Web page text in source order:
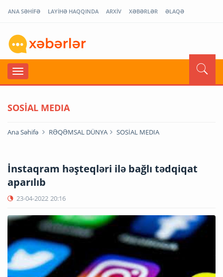
ANA SƏHİFƏ LAYİHƏ HAQQINDA ARXİV XƏBƏRLƏR ƏLAQƏ
SOSİAL MEDIA
Ana Səhifə RƏQƏMSAL DÜNYA SOSİAL MEDIA
İnstaqram həşteqləri ilə bağlı tədqiqat
aparılıb
23-04-2022 20:16